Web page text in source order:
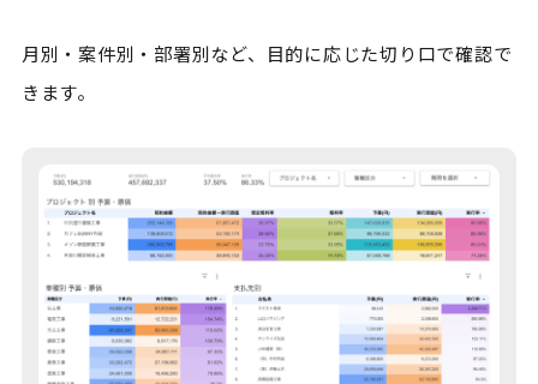
月別・案件別・部署別など、目的に応じた切り口で確認で
きます。